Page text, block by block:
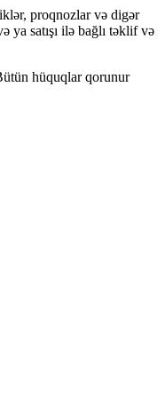
proqnozlar və digər
ya satışı ilə bağlı təklif və
hüquqlar qorunur